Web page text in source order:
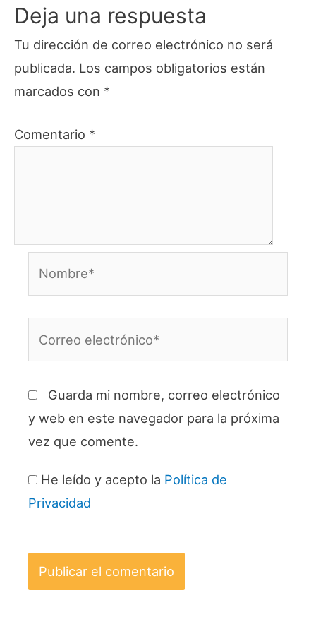
Deja una respuesta
Tu dirección de correo electrónico no será
publicada. Los campos obligatorios están
marcados con *
Comentario *
Guarda mi nombre, correo electrónico
y web en este navegador para la próxima
vez que comente.
He leído y acepto la Política de
Privacidad